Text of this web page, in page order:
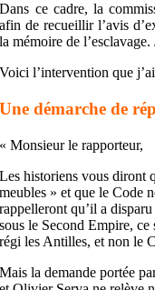
Dans ce cadre, la
afin de recueillir l’avis
la mémoire de
Voici l’intervention que
Une démarche de
« Monsieur le rapporteur,
Les historiens vous diront
meubles » et que le Code
rappelleront qu’il a
sous le Second Empire,
régi les Antilles, et non le
Mais la demande portée